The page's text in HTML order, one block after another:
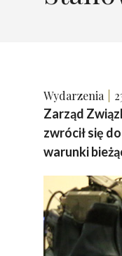
Wydarzenia
Zarząd
zwrócił się
warunki